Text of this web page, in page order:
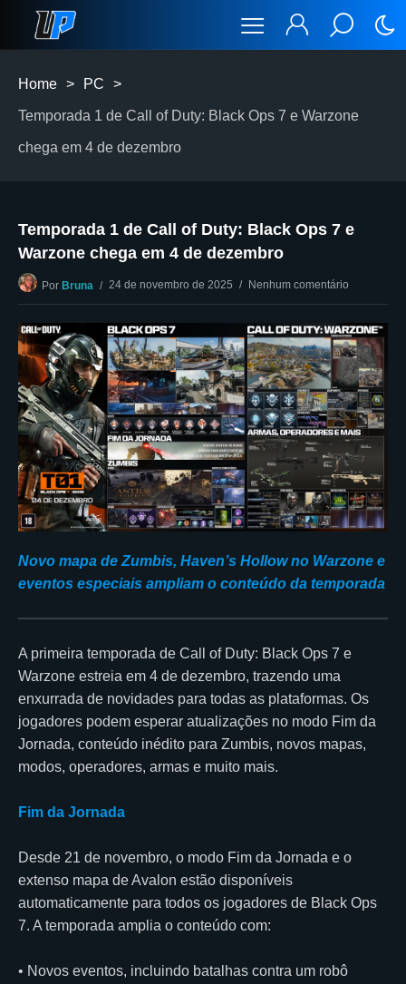
Home > PC >
Temporada 1 de Call of Duty: Black Ops 7 e Warzone
chega em 4 de dezembro
Temporada 1 de Call of Duty: Black Ops 7 e
Warzone chega em 4 de dezembro
Por Bruna 24 de novembro de 2025 Nenhum comentário
Novo mapa de Zumbis, Haven’s Hollow no Warzone e
eventos especiais ampliam o conteúdo da temporada
A primeira temporada de Call of Duty: Black Ops 7 e
Warzone estreia em 4 de dezembro, trazendo uma
enxurrada de novidades para todas as plataformas. Os
jogadores podem esperar atualizações no modo Fim da
Jornada, conteúdo inédito para Zumbis, novos mapas,
modos, operadores, armas e muito mais.
Fim da Jornada
Desde 21 de novembro, o modo Fim da Jornada e o
extenso mapa de Avalon estão disponíveis
automaticamente para todos os jogadores de Black Ops
7. A temporada amplia o conteúdo com:
• Novos eventos, incluindo batalhas contra um robô